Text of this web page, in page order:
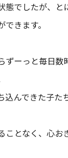
態でしたが、
きます。
ずーっと毎日
んできた子た
ことなく、心